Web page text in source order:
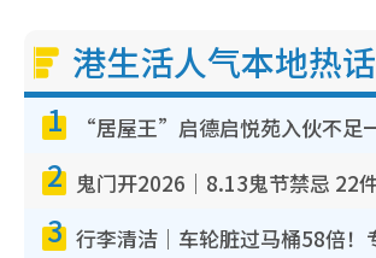
港生活人气本地热话
1
2
3